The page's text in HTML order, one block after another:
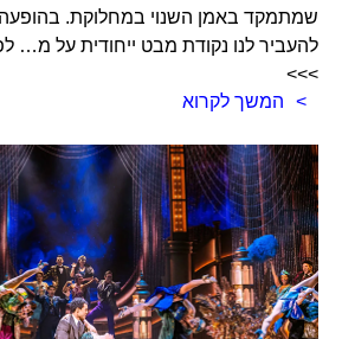
שמתמקד באמן השנוי במחלוקת. בהופעה
להעביר לנו נקודת מבט ייחודית על מ…
>>>
המשך לקרוא